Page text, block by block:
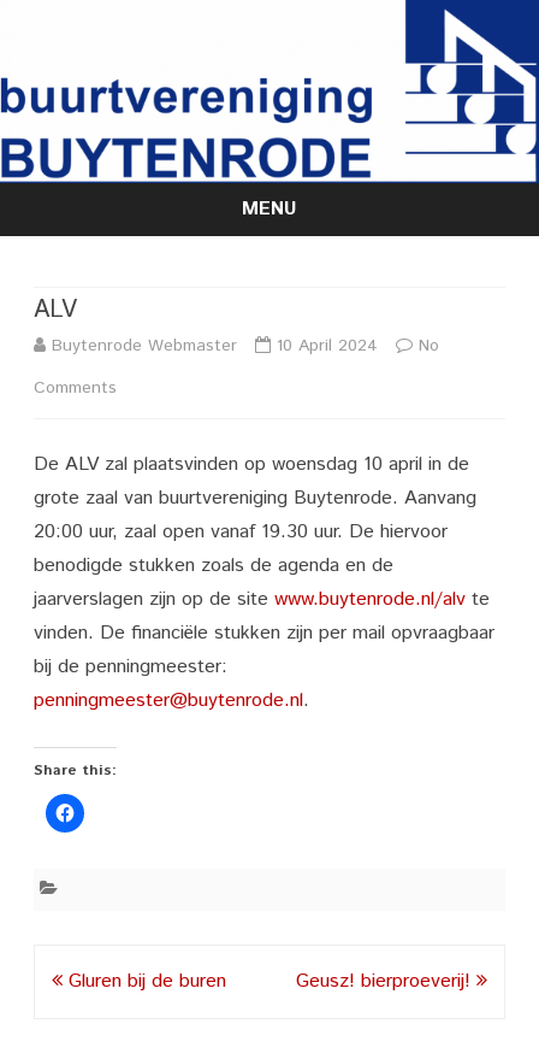
MENU
Skip
ALV
Buytenrode Webmaster 10 April 2024
No
Comments
De ALV zal plaatsvinden op woensdag 10 april in de
grote zaal van buurtvereniging Buytenrode. Aanvang
20:00 uur, zaal open vanaf 19.30 uur. De hiervoor
benodigde stukken zoals de agenda en de
jaarverslagen zijn op de site www.buytenrode.nl/alv te
vinden. De financiële stukken zijn per mail opvraagbaar
bij de penningmeester:
penningmeester@buytenrode.nl.
Share this:
Post
Gluren bij de buren Geusz! bierproeverij!